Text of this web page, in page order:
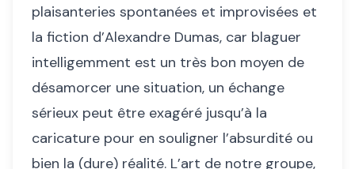
plaisanteries spontanées et improvisées et
la fiction d’Alexandre Dumas, car blaguer
intelligemment est un très bon moyen de
désamorcer une situation, un échange
sérieux peut être exagéré jusqu’à la
caricature pour en souligner l’absurdité ou
bien la (dure) réalité. L’art de notre groupe,